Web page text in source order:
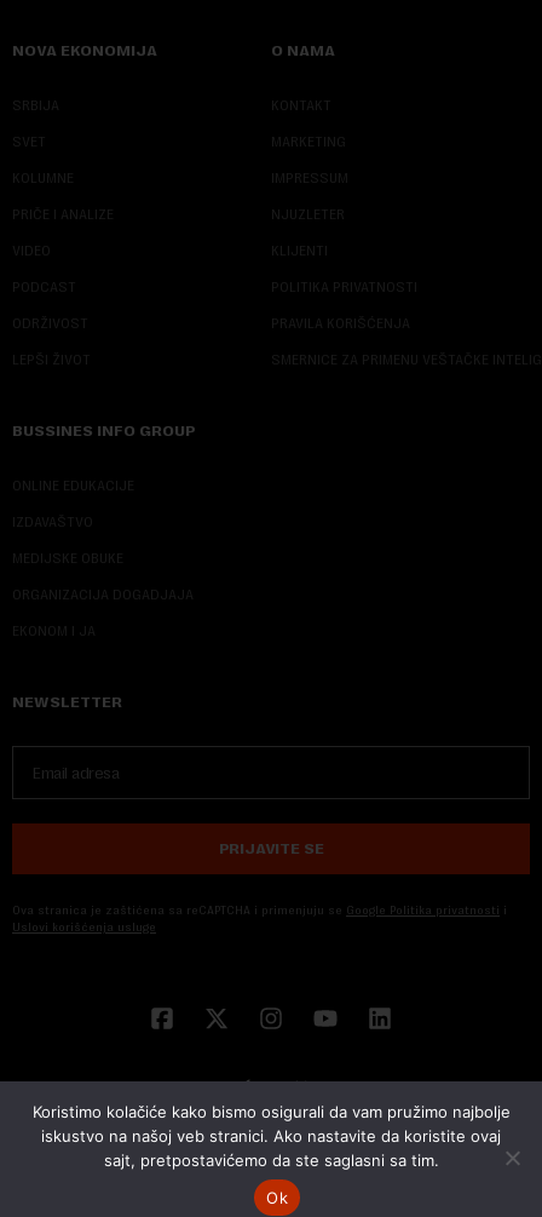
NOVA EKONOMIJA
SRBIJA
SVET
KOLUMNE
PRIČE I ANALIZE
VIDEO
PODCAST
ODRŽIVOST
LEPŠI ŽIVOT
O NAMA
KONTAKT
MARKETING
IMPRESSUM
NJUZLETER
KLIJENTI
POLITIKA PRIVATNOSTI
PRAVILA KORIŠĆENJA
SMERNICE ZA PRIMENU VEŠTAČKE
BUSSINES INFO GROUP
ONLINE EDUKACIJE
IZDAVAŠTVO
MEDIJSKE OBUKE
ORGANIZACIJA DOGADJAJA
EKONOM I JA
NEWSLETTER
PRIJAVITE SE
Ova stranica je zaštićena sa reCAPTCHA i primenjuju se Google Politika privatnosti i
Uslovi korišćenja usluge
© 2026 NOVA EKONOMIJA | SVA PRAVA ZADŽANA | DEVELOPED BY
Koristimo kolačiće kako bismo osigurali da vam pružimo najbolje
iskustvo na našoj veb stranici. Ako nastavite da koristite ovaj
sajt, pretpostavićemo da ste saglasni sa tim.
Ok